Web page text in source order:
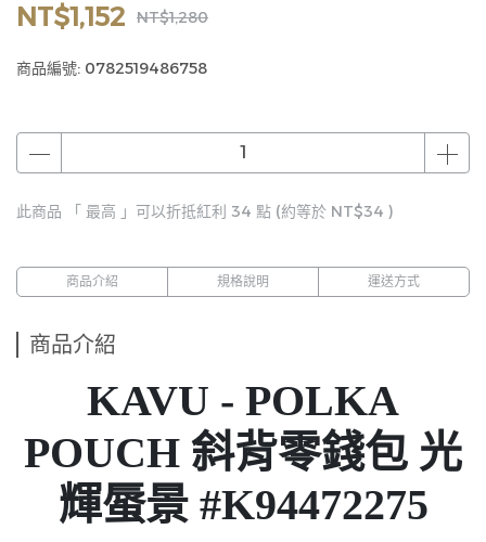
NT$1,152 NT$1,280
商品編號: 0782519486758
此商品 「 最高 」可以折抵紅利 34 點 (約等於 NT$34 )
商品介紹 規格說明 運送方式
商品介紹
KAVU - POLKA
POUCH 斜背零錢包 光
輝蜃景 #K94472275